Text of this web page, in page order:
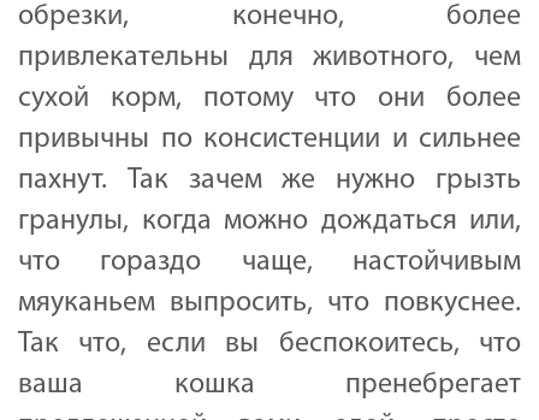
обрезки, конечно, более
привлекательны для животного, чем
сухой корм, потому что они более
привычны по консистенции и сильнее
пахнут. Так зачем же нужно грызть
гранулы, когда можно дождаться или,
что гораздо чаще, настойчивым
мяуканьем выпросить, что повкуснее.
Так что, если вы беспокоитесь, что
ваша кошка пренебрегает